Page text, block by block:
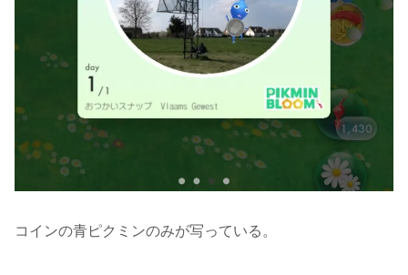
コインの青ピクミンのみが写っている。